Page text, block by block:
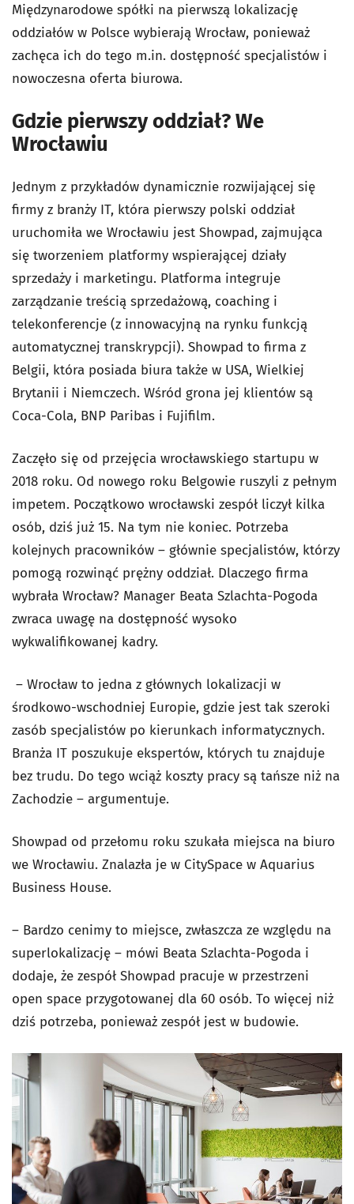
Międzynarodowe spółki na pierwszą lokalizację
oddziałów w Polsce wybierają Wrocław, ponieważ
zachęca ich do tego m.in. dostępność specjalistów i
nowoczesna oferta biurowa.
Gdzie pierwszy oddział? We
Wrocławiu
Jednym z przykładów dynamicznie rozwijającej się
firmy z branży IT, która pierwszy polski oddział
uruchomiła we Wrocławiu jest Showpad, zajmująca
się tworzeniem platformy wspierającej działy
sprzedaży i marketingu. Platforma integruje
zarządzanie treścią sprzedażową, coaching i
telekonferencje (z innowacyjną na rynku funkcją
automatycznej transkrypcji). Showpad to firma z
Belgii, która posiada biura także w USA, Wielkiej
Brytanii i Niemczech. Wśród grona jej klientów są
Coca-Cola, BNP Paribas i Fujifilm.
Zaczęło się od przejęcia wrocławskiego startupu w
2018 roku. Od nowego roku Belgowie ruszyli z pełnym
impetem. Początkowo wrocławski zespół liczył kilka
osób, dziś już 15. Na tym nie koniec. Potrzeba
kolejnych pracowników – głównie specjalistów, którzy
pomogą rozwinąć prężny oddział. Dlaczego firma
wybrała Wrocław? Manager Beata Szlachta-Pogoda
zwraca uwagę na dostępność wysoko
wykwalifikowanej kadry.
– Wrocław to jedna z głównych lokalizacji w
środkowo-wschodniej Europie, gdzie jest tak szeroki
zasób specjalistów po kierunkach informatycznych.
Branża IT poszukuje ekspertów, których tu znajduje
bez trudu. Do tego wciąż koszty pracy są tańsze niż na
Zachodzie – argumentuje.
Showpad od przełomu roku szukała miejsca na biuro
we Wrocławiu. Znalazła je w CitySpace w Aquarius
Business House.
– Bardzo cenimy to miejsce, zwłaszcza ze względu na
superlokalizację – mówi Beata Szlachta-Pogoda i
dodaje, że zespół Showpad pracuje w przestrzeni
open space przygotowanej dla 60 osób. To więcej niż
dziś potrzeba, ponieważ zespół jest w budowie.